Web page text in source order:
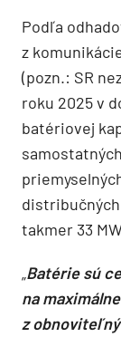
Podľa
z
(pozn.: SR
roku 2025 v
batériovej
takmer 33
„Batérie sú
na
z